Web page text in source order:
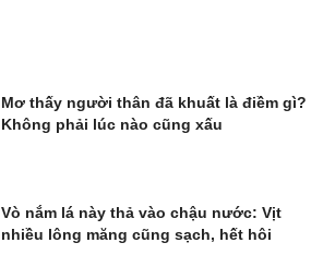
Mơ thấy người thân đã khuất là điềm gì?
Không phải lúc nào cũng xấu
Vò nắm lá này thả vào chậu nước: Vịt
nhiều lông măng cũng sạch, hết hôi